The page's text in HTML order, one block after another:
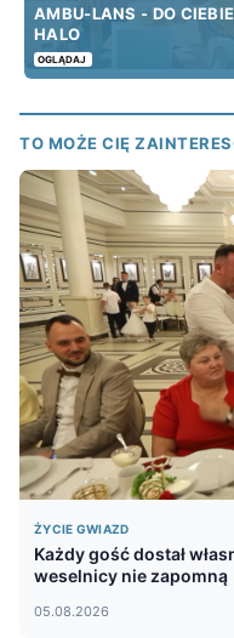
AMBU-LANS - DO CIEBIE
HALO
OGLĄDAJ
TO MOŻE CIĘ
ŻYCIE GWIAZD
Każdy gość dostał
weselnicy nie zapomną
05.08.2026